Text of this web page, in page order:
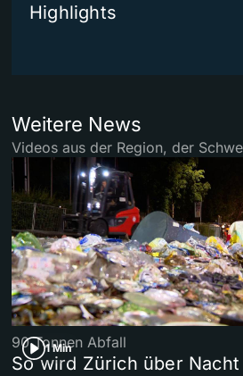
Highlights
Weitere News
Videos aus der Region, der
1 Min
90 Tonnen Abfall
So wird Zürich über